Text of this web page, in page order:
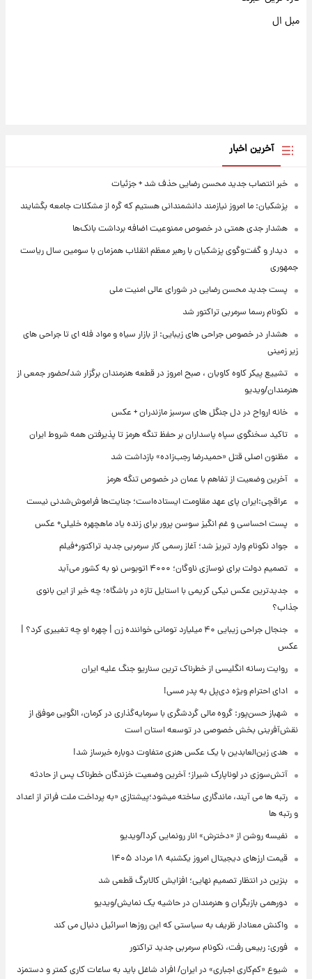
مبل ال
آخرین اخبار
خبر انتصاب جدید محسن رضایی حذف شد + جزئیات
پزشکیان: ما امروز نیازمند دانشمندانی هستیم که گره از مشکلات جامعه بگشایند
هشدار جدی همتی در خصوص ممنوعیت اضافه ‌برداشت بانک‌ها
دیدار و گفت‌وگوی پزشکیان با رهبر معظم انقلاب همزمان با سومین سال ریاست
جمهوری
پست جدید محسن رضایی در شورای عالی امنیت ملی
نکونام رسما سرمربی تراکتور شد
هشدار در خصوص جراحی های زیبایی: از بازار سیاه و مواد فله ای تا جراحی های
زیر زمینی
تشییع پیکر کاوه کاویان ، صبح امروز در قطعه هنرمندان برگزار شد/حضور جمعی از
هنرمندان/ویدیو
خانه ارواح در دل جنگل های سرسبز مازندران + عکس
تاکید سخنگوی سپاه پاسداران بر حفظ تنگه هرمز تا پذیرفتن همه شروط ایران
مظنون اصلی قتل «حمیدرضا رجب‌زاده» بازداشت شد
آخرین وضعیت از تفاهم با عمان در خصوص تنگه هرمز
عراقچی:ایران پای عهد مقاومت ایستاده‌است؛ جنایت‌ها فراموش‌شدنی نیست
پست احساسی و غم انگیز سوسن پرور برای زنده یاد ماهچهره خلیلی+ عکس
جواد نکونام وارد تبریز شد؛ آغاز رسمی کار سرمربی جدید تراکتور+فیلم
تصمیم دولت برای نوسازی ناوگان؛ ۴۰۰۰ اتوبوس نو به کشور می‌آید
جدیدترین عکس نیکی کریمی با استایل تازه در باشگاه؛ چه خبر از این بانوی
جذاب؟
جنجال جراحی زیبایی ۴۰ میلیارد تومانی خواننده زن | چهره او چه تغییری کرد؟ |
عکس
روایت رسانه انگلیسی از خطرناک ترین سناریو جنگ علیه ایران
ادای احترام ویژه دی‌پل به پدر مسی!
شهباز حسن‌پور: گروه مالی گردشگری با سرمایه‌گذاری در کرمان، الگویی موفق از
نقش‌آفرینی بخش خصوصی در توسعه استان است
هدی زین‌العابدین با یک عکس هنری متفاوت دوباره خبرساز شد!
آتش‌سوزی در لوناپارک شیراز؛ آخرین وضعیت خزندگان خطرناک پس از حادثه
رتبه ها می آیند، ماندگاری ساخته میشود؛پیشتازی «به پرداخت ملت فراتر از اعداد
و رتبه ها
نفیسه روشن از «دخترش» انار رونمایی کرد!/ویدیو
قیمت ارزهای دیجیتال امروز یکشنبه ۱۸ مرداد ۱۴۰۵
بنزین در انتظار تصمیم نهایی؛ افزایش کالابرگ قطعی شد
دورهمی بازیگران و هنرمندان در حاشیه یک نمایش/ویدیو
واکنش معنادار ظریف به سیاستی که این روزها اسرائیل دنبال می کند
فوری: ربیعی رفت، نکونام سرمربی جدید تراکتور
شیوع «کم‌کاری اجباری» در ایران/ افراد شاغل باید به ساعات کاری کمتر و دستمزد